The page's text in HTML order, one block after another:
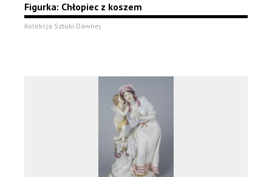
Figurka: Chłopiec z koszem
Kolekcja Sztuki Dawnej